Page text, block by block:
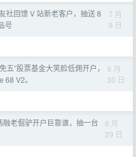
社回馈 V 站新老客户，抽送 8
号
7 月
9 日
五”股票基金大笑脸低佣开户，
V2。
6 月
30 日
融老倔驴开户巨靠谱，抽一台
6 月
29 日